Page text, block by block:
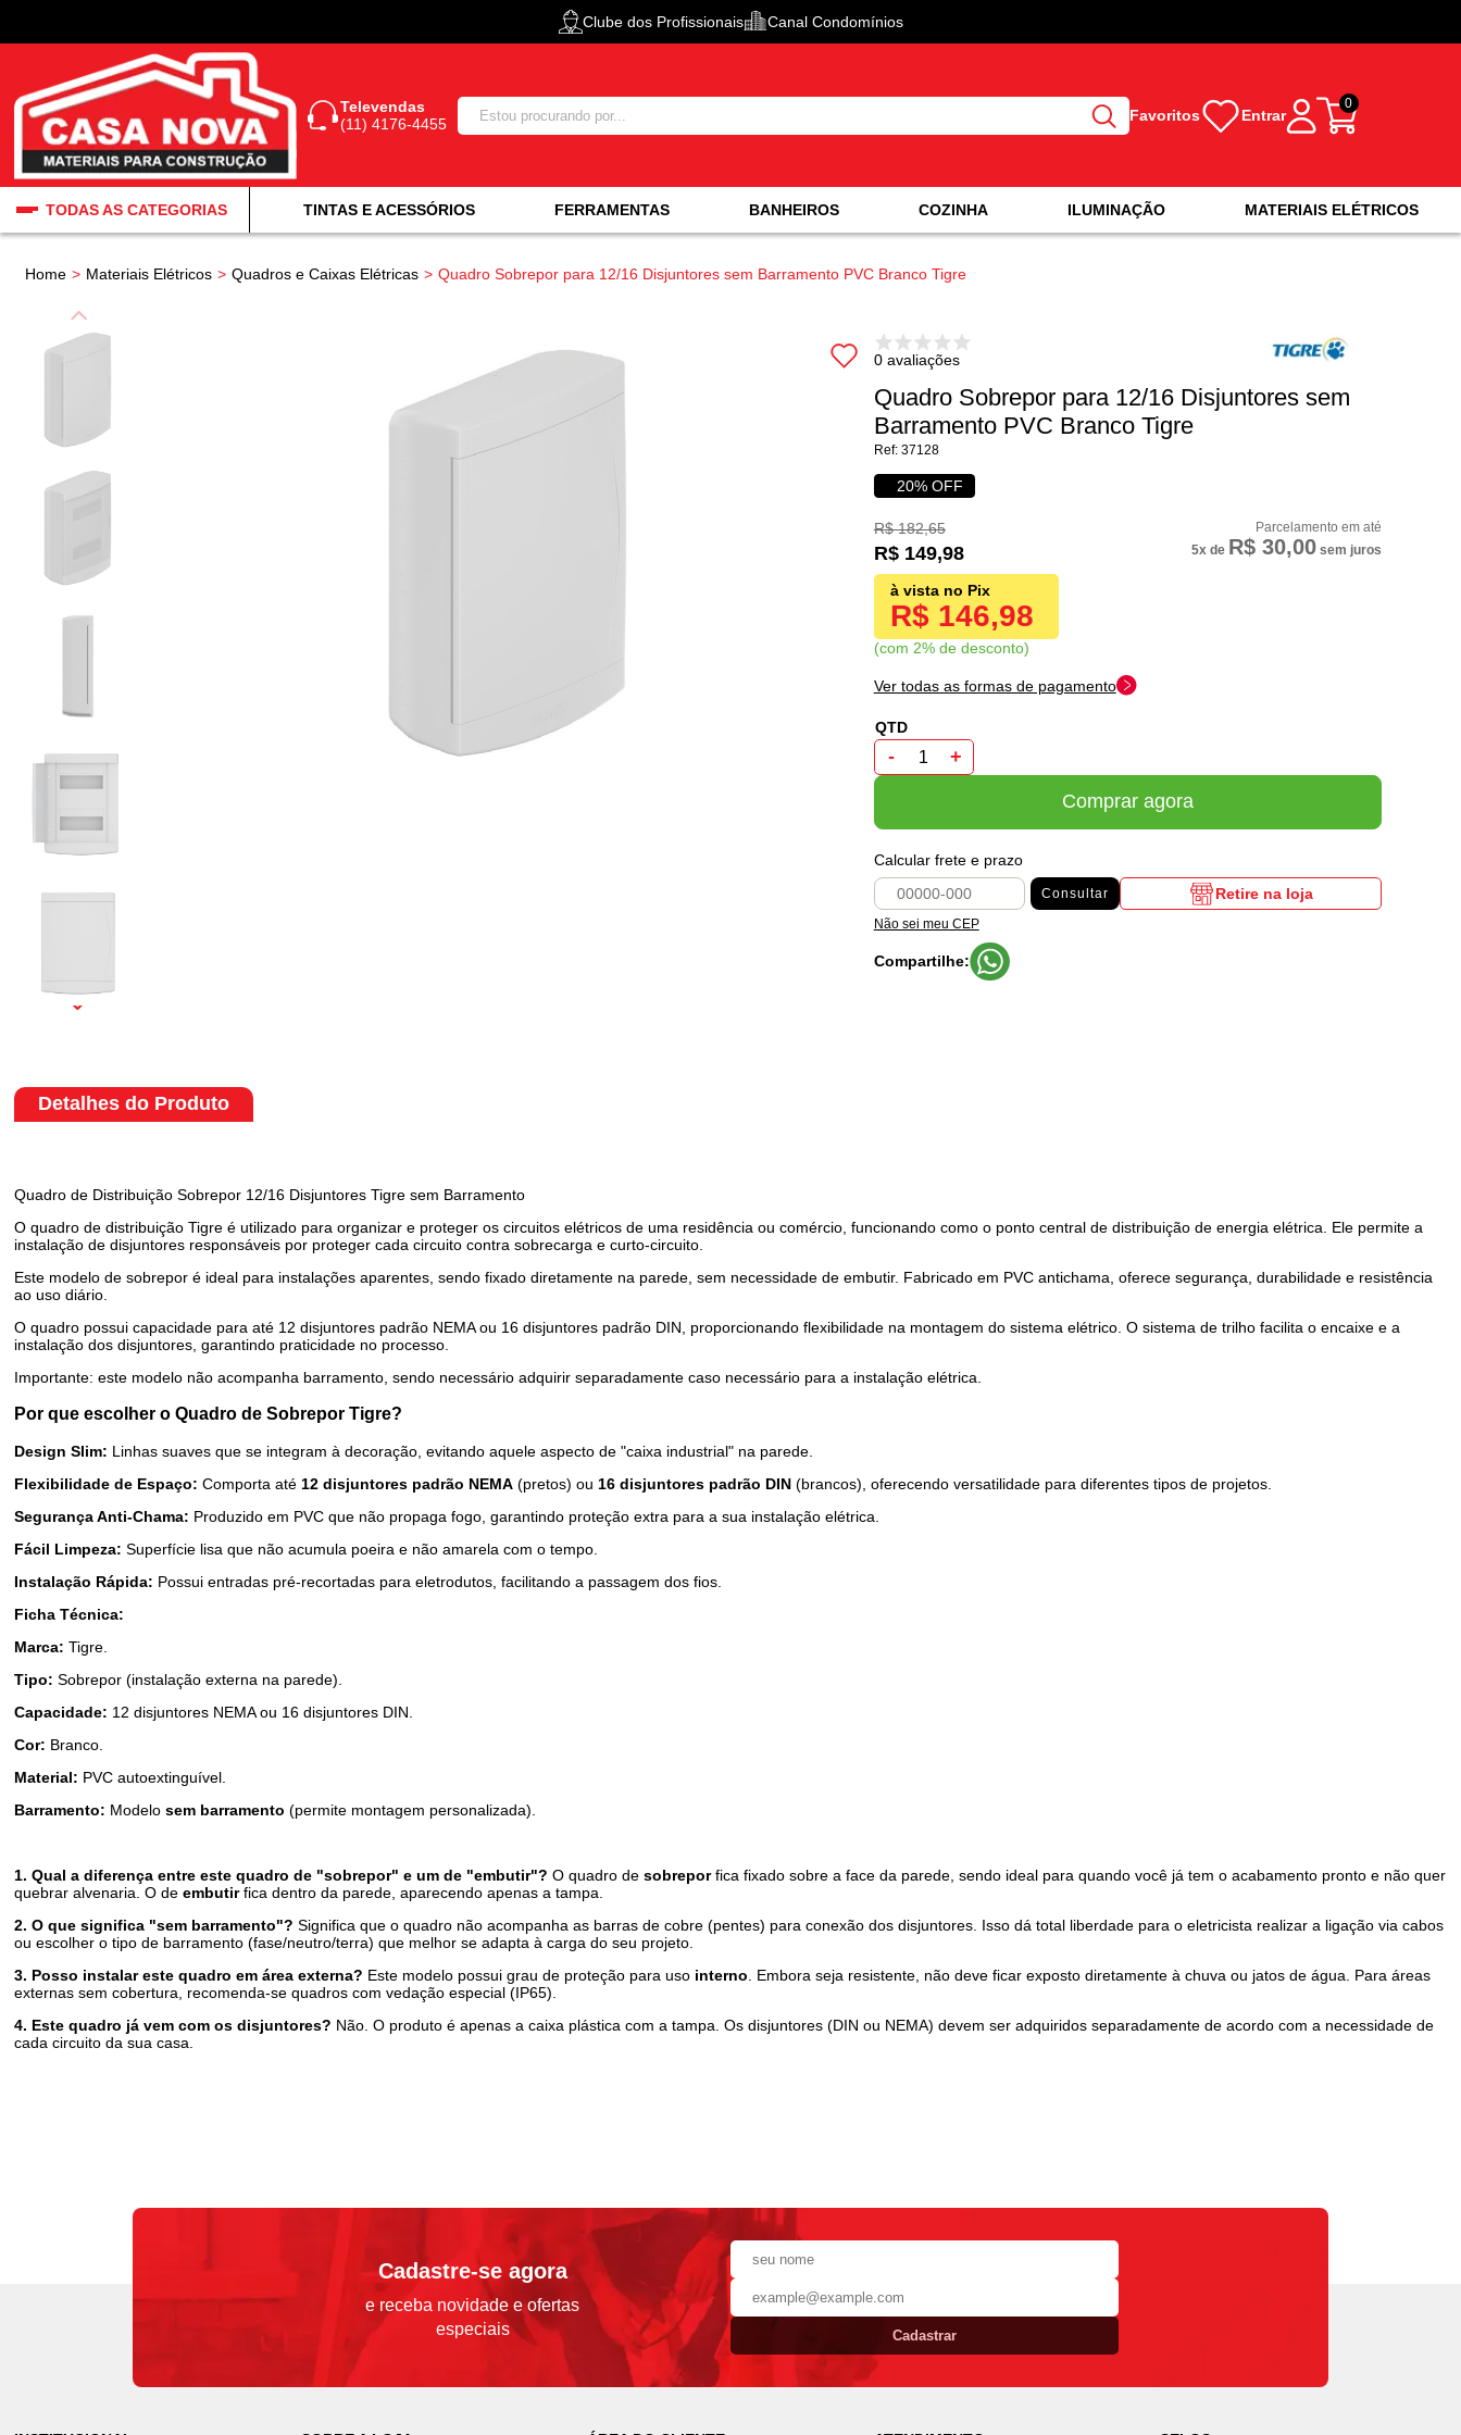
Clube dos Profissionais Canal Condomínios
Televendas
(11) 4176-4455
Favoritos Entrar
0
TODAS AS CATEGORIAS TINTAS E ACESSÓRIOS FERRAMENTAS BANHEIROS COZINHA ILUMINAÇÃO MATERIAIS ELÉTRICOS
Home Materiais Elétricos Quadros e Caixas Elétricas Quadro Sobrepor para 12/16 Disjuntores sem Barramento PVC Branco Tigre
0 avaliações
Quadro Sobrepor para 12/16 Disjuntores sem
Barramento PVC Branco Tigre
37128
20% OFF
R$ 146,98
com 2% de desconto
R$ 182,65
R$ 149,98 5x de R$ 30,00sem juros
Ver todas as formas de pagamento
- +
Comprar agora
Calcular frete e prazo
Consultar
Não sei meu CEP
Retire na loja
Compartilhe:
Detalhes do Produto
Quadro de Distribuição Sobrepor 12/16 Disjuntores Tigre sem Barramento
O quadro de distribuição Tigre é utilizado para organizar e proteger os circuitos elétricos de uma residência ou comércio, funcionando como o ponto central de distribuição de energia elétrica. Ele permite a
instalação de disjuntores responsáveis por proteger cada circuito contra sobrecarga e curto-circuito.
Este modelo de sobrepor é ideal para instalações aparentes, sendo fixado diretamente na parede, sem necessidade de embutir. Fabricado em PVC antichama, oferece segurança, durabilidade e resistência
ao uso diário.
O quadro possui capacidade para até 12 disjuntores padrão NEMA ou 16 disjuntores padrão DIN, proporcionando flexibilidade na montagem do sistema elétrico. O sistema de trilho facilita o encaixe e a
instalação dos disjuntores, garantindo praticidade no processo.
Importante: este modelo não acompanha barramento, sendo necessário adquirir separadamente caso necessário para a instalação elétrica.
Por que escolher o Quadro de Sobrepor Tigre?
Design Slim: Linhas suaves que se integram à decoração, evitando aquele aspecto de "caixa industrial" na parede.
Flexibilidade de Espaço: Comporta até 12 disjuntores padrão NEMA (pretos) ou 16 disjuntores padrão DIN (brancos), oferecendo versatilidade para diferentes tipos de projetos.
Segurança Anti-Chama: Produzido em PVC que não propaga fogo, garantindo proteção extra para a sua instalação elétrica.
Fácil Limpeza: Superfície lisa que não acumula poeira e não amarela com o tempo.
Instalação Rápida: Possui entradas pré-recortadas para eletrodutos, facilitando a passagem dos fios.
Ficha Técnica:
Marca: Tigre.
Tipo: Sobrepor (instalação externa na parede).
Capacidade: 12 disjuntores NEMA ou 16 disjuntores DIN.
Cor: Branco.
Material: PVC autoextinguível.
Barramento: Modelosem barramento (permite montagem personalizada).
1. Qual a diferença entre este quadro de "sobrepor" e um de "embutir"? O quadro desobreporfica fixado sobre a face da parede, sendo ideal para quando você já tem o acabamento pronto e não quer
quebrar alvenaria. O deembutirfica dentro da parede, aparecendo apenas a tampa.
2. O que significa "sem barramento"? Significa que o quadro não acompanha as barras de cobre (pentes) para conexão dos disjuntores. Isso dá total liberdade para o eletricista realizar a ligação via cabos
ou escolher o tipo de barramento (fase/neutro/terra) que melhor se adapta à carga do seu projeto.
3. Posso instalar este quadro em área externa? Este modelo possui grau de proteção para uso interno . Embora seja resistente, não deve ficar exposto diretamente à chuva ou jatos de água. Para áreas
externas sem cobertura, recomenda-se quadros com vedação especial (IP65).
4. Este quadro já vem com os disjuntores? Não. O produto é apenas a caixa plástica com a tampa. Os disjuntores (DIN ou NEMA) devem ser adquiridos separadamente de acordo com a necessidade de
cada circuito da sua casa.
Cadastre-se agora
e receba novidade e ofertas
especiais
Cadastrar